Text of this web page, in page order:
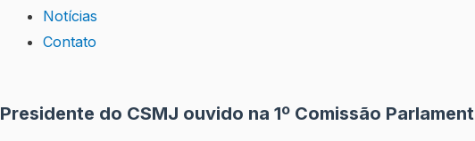
Notícias
Contato
Presidente do CSMJ ouvido na 1º Comissão